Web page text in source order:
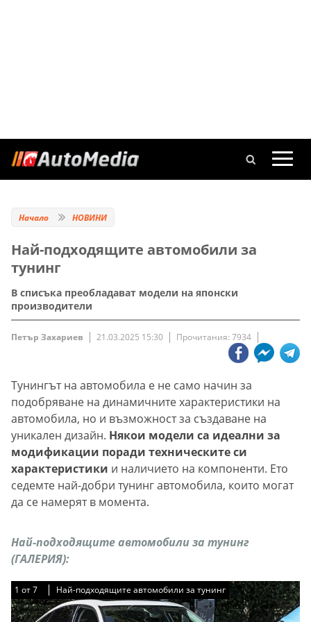
Начало НОВИНИ
Най-подходящите автомобили за
тунинг
В списъка преобладават модели на японски
производители
Петър Захариев 21.03.2025 15:30 Прочитания: 7934
Тунингът на автомобила е не само начин за
подобряване на динамичните характеристики на
автомобила, но и възможност за създаване на
уникален дизайн. Някои модели са идеални за
модификации поради техническите си
характеристики и наличието на компоненти. Ето
седемте най-добри тунинг автомобила, които могат
да се намерят в момента.
Най-подходящите автомобили за тунинг
(ГАЛЕРИЯ):
1 от7 Най-подходящите автомобили за тунинг
1 от7 Най-подходящите автомобили за тунинг
1 от7 Най-подходящите автомобили за тунинг
1 от7 Най-подходящите автомобили за тунинг
1 от7 Най-подходящите автомобили за тунинг
1 от7 Най-подходящите автомобили за тунинг
1 от7 Най-подходящите автомобили за тунинг